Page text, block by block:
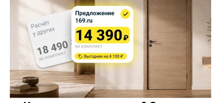
Стать дилером
Расскажите о нас
Поделиться
Оцените магазин
ИКС 1340